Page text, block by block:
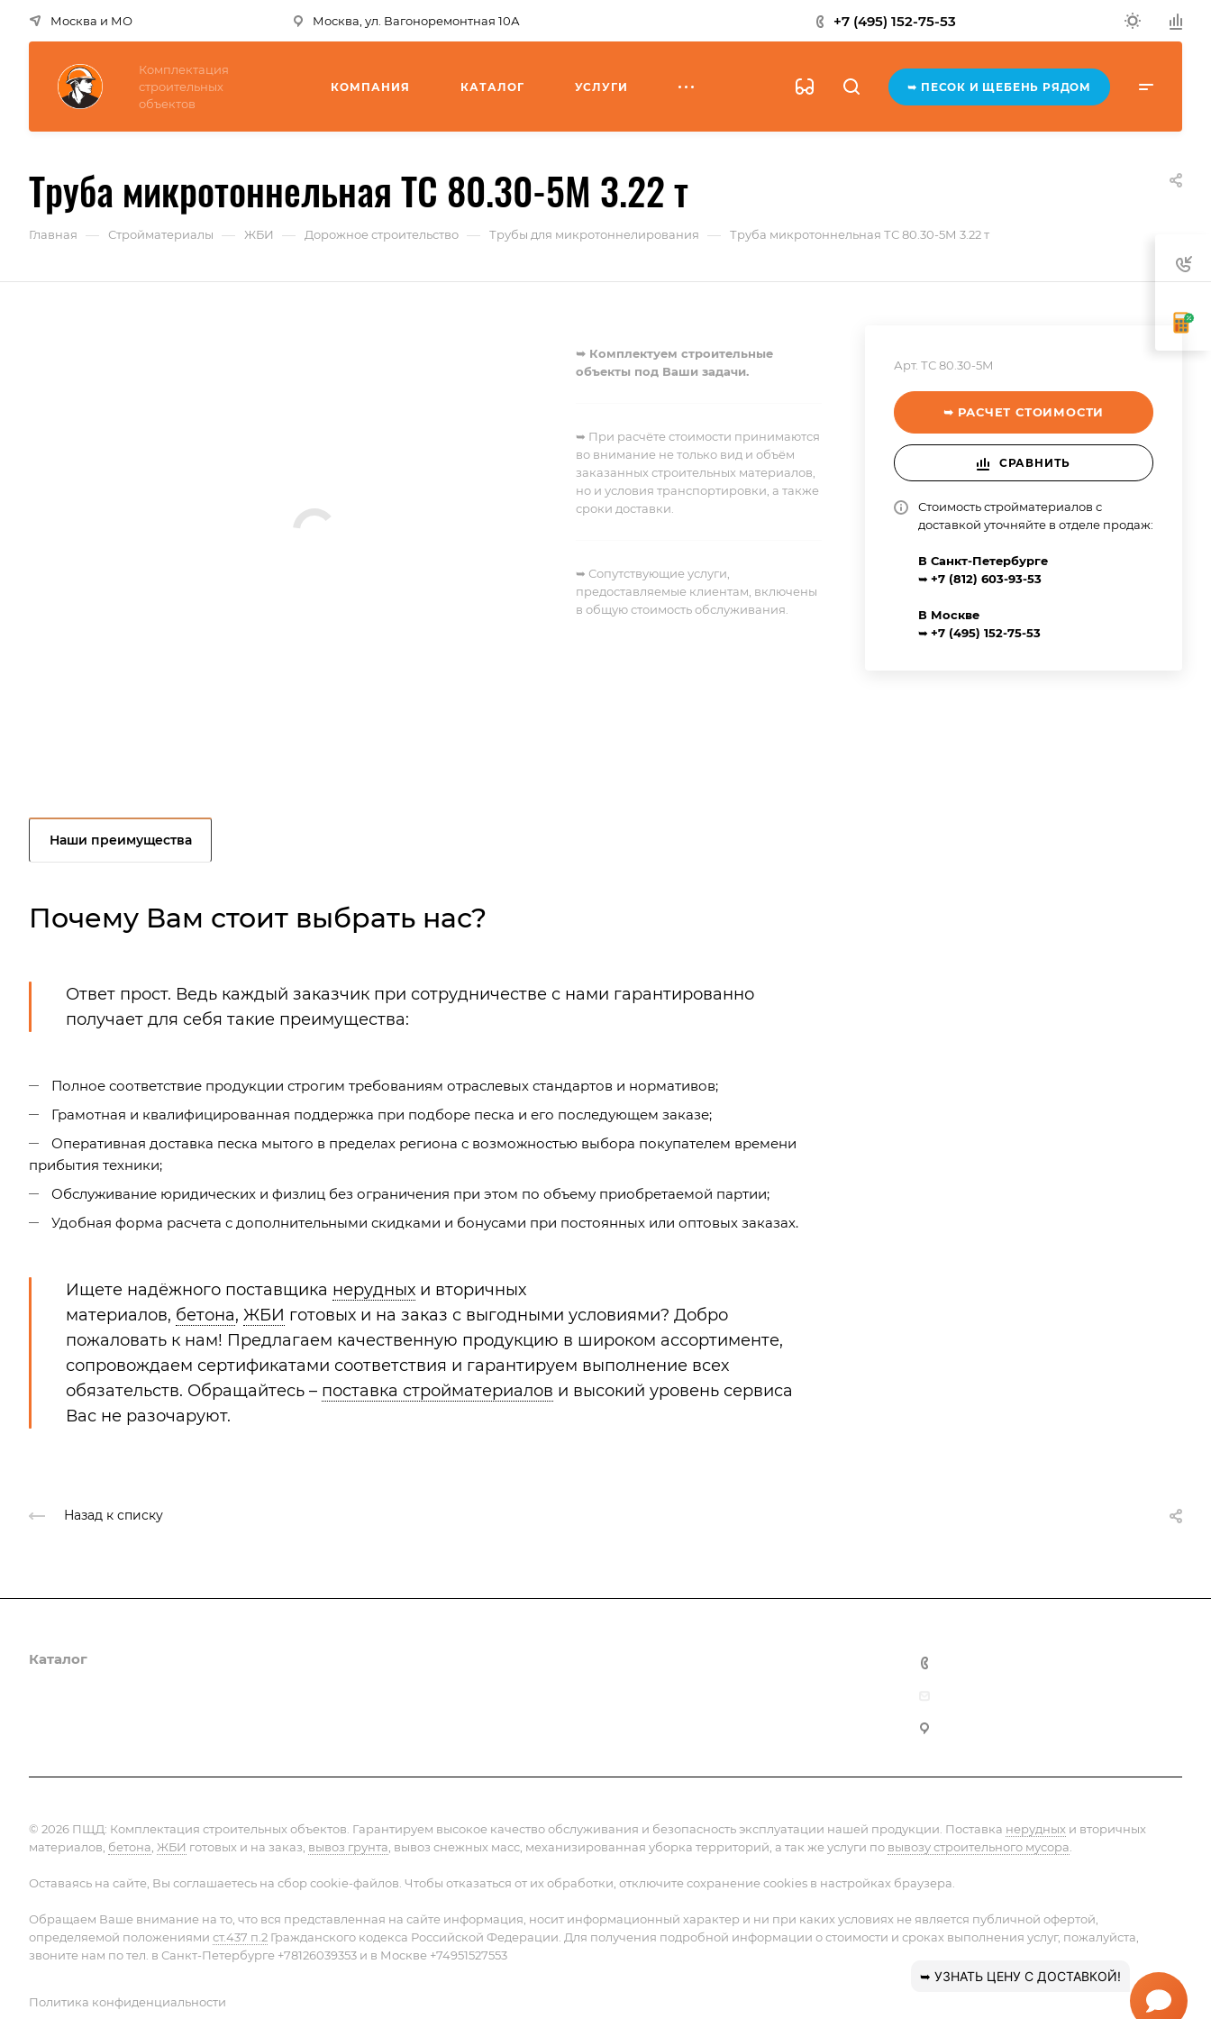
Москва и МО Москва, ул. Вагоноремонтная 10А +7 (495) 152-75-53
Комплектация
строительных
объектов
КОМПАНИЯ КАТАЛОГ УСЛУГИ ➥ ПЕСОК И ЩЕБЕНЬ РЯДОМ
Труба микротоннельная ТС 80.30-5М 3.22 т
Главная — Стройматериалы — ЖБИ — Дорожное строительство — Трубы для микротоннелирования — Труба микротоннельная ТС 80.30-5М 3.22 т
Арт. ТС 80.30-5М
➥ РАСЧЕТ СТОИМОСТИ
СРАВНИТЬ
Стоимость стройматериалов с
доставкой уточняйте в отделе продаж:
В Санкт-Петербурге
➥ +7 (812) 603-93-53
В Москве
➥ +7 (495) 152-75-53
➥ Комплектуем строительные
объекты под Ваши задачи.
➥ При расчёте стоимости принимаются
во внимание не только вид и объём
заказанных строительных материалов,
но и условия транспортировки, а также
сроки доставки.
➥ Сопутствующие услуги,
предоставляемые клиентам, включены
в общую стоимость обслуживания.
Наши преимущества
Почему Вам стоит выбрать нас?
Ответ прост. Ведь каждый заказчик при сотрудничестве с нами гарантированно
получает для себя такие преимущества:
Полное соответствие продукции строгим требованиям отраслевых стандартов и нормативов;
Грамотная и квалифицированная поддержка при подборе песка и его последующем заказе;
Оперативная доставка песка мытого в пределах региона с возможностью выбора покупателем времени
прибытия техники;
Обслуживание юридических и физлиц без ограничения при этом по объему приобретаемой партии;
Удобная форма расчета с дополнительными скидками и бонусами при постоянных или оптовых заказах.
Ищете надёжного поставщика нерудных и вторичных
материалов, бетона, ЖБИ готовых и на заказ с выгодными условиями? Добро
пожаловать к нам! Предлагаем качественную продукцию в широком ассортименте,
сопровождаем сертификатами соответствия и гарантируем выполнение всех
обязательств. Обращайтесь – поставка стройматериалов и высокий уровень сервиса
Вас не разочаруют.
Назад к списку
Каталог
© 2026 ПЩД: Комплектация строительных объектов . Гарантируем высокое качество обслуживания и безопасность эксплуатации нашей продукции. Поставка нерудных и вторичных
материалов, бетона ЖБИ готовых и на заказ, вывоз грунта , вывоз снежных масс, механизированная уборка территорий, а так же услуги по вывозу строительного мусора
Оставаясь на сайте, Вы соглашаетесь на сбор cookie-файлов. Чтобы отказаться от их обработки, отключите сохранение cookies в настройках браузера.
Обращаем Ваше внимание на то, что вся представленная на сайте информация, носит информационный характер и ни при каких условиях не является публичной офертой,
определяемой положениями ст.437 п.2 Гражданского кодекса Российской Федерации. Для получения подробной информации о стоимости и сроках выполнения услуг, пожалуйста,
звоните нам по тел. в Санкт-Петербурге +78126039353 и в Москве +74951527553
Политика конфиденциальности